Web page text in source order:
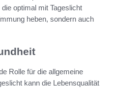
optimal mit Tageslicht
heben, sondern auch
Rolle für die allgemeine
kann die Lebensqualität